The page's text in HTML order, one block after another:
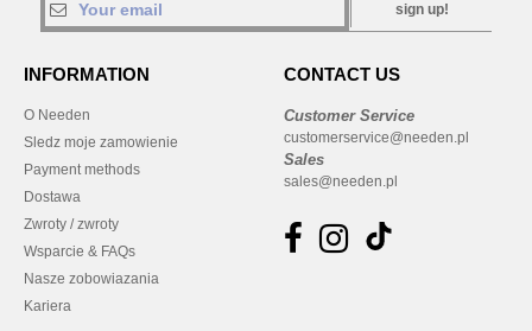
sign up!
INFORMATION
O Needen
Sledz moje zamowienie
Payment methods
Dostawa
Zwroty / zwroty
Wsparcie & FAQs
Nasze zobowiazania
Kariera
CONTACT US
Customer Service
customerservice@needen.pl
Sales
sales@needen.pl